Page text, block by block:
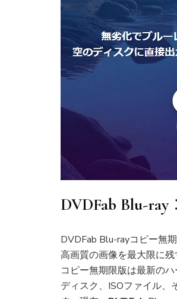
DVDFab Blu-
DVDFab Blu-rayコピー無
高画質の画像を最大限に
コピー無期限版は最新の
ディスク、ISOファイル、